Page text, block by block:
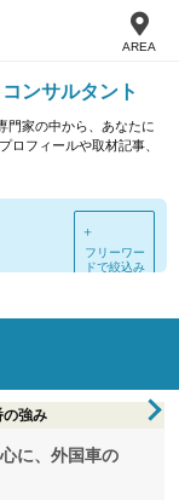
AREA
ンサルタント
門家の中から、あなたに
ロフィールや取材記事、
＋
フリーワー
ドで絞込み
の強み
に、外国車の